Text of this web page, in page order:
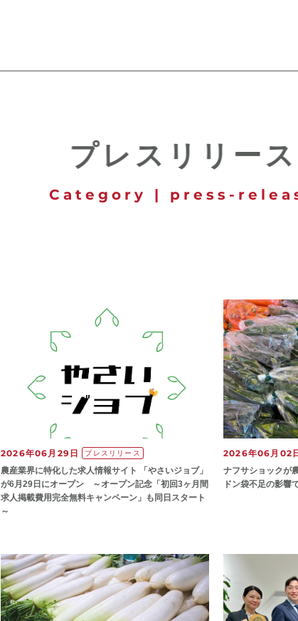
プレスリリース
Category | press-
2026年06月29日 プレスリリース
農産業界に特化した求人情報サイト 「やさいジョブ」
が6月29日にオープン ～オープン記念「初回3ヶ月間
求人掲載費用完全無料キャンペーン」も同日スタート
～
2026年06月02
ナフサショックが
ドン袋不⾜の影